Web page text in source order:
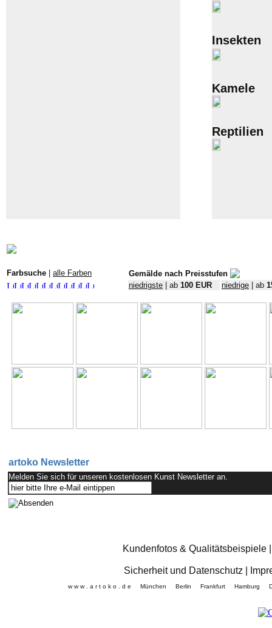
Insekten
Kamele
Reptilien
Farbsuche alle Farben
Gemälde nach Preisstufen
niedrigste | ab 100 EUR niedrige | ab
artoko Newsletter
Melden Sie sich für unseren kostenlosen Kunst Newsletter an.
Kundenfotos & Qualitätsbeispiele
Sicherheit und Datenschutz
w w w . a r t o k o . d e München Berlin Frankfurt